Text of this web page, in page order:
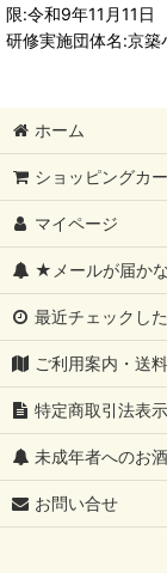
限:令和9年11月11日
研修実施団体名:京築
ホーム
ショッピングカ
マイページ
★メールが届か
最近チェックし
ご利用案内・送料
特定商取引法表示
未成年者へのお
お問い合せ